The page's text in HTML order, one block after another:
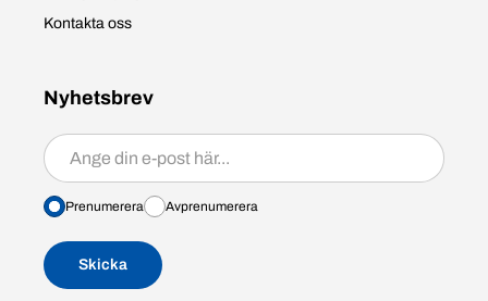
Kontakta oss
Nyhetsbrev
Prenumerera/avprenumerera
Prenumerera Avprenumerera
Skicka